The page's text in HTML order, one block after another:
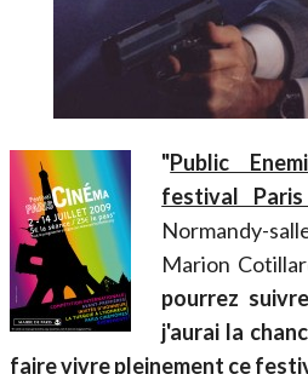
"Public
festival Paris
Normandy-
Marion
pourrez
j'aurai la
faire vivre pleinement ce